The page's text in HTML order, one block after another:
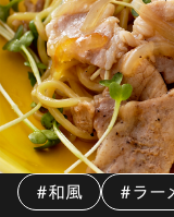
#和風 #ラー